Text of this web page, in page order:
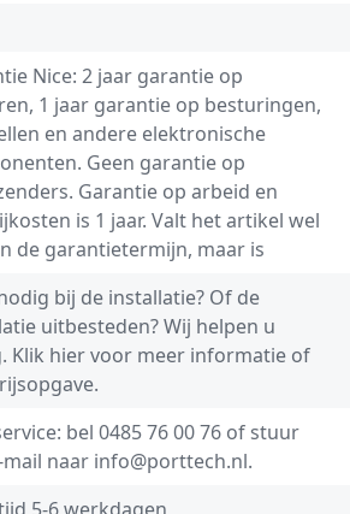
Nice: 2 jaar garantie op
1 jaar garantie op besturingen,
en andere elektronische
Geen garantie op
Garantie op arbeid en
is 1 jaar. Valt het artikel wel
de garantietermijn, maar is
bij de installatie? Of de
uitbesteden? Wij helpen u
Klik hier voor meer informatie of
bel 0485 76 00 76 of stuur
mail naar info@porttech.nl.